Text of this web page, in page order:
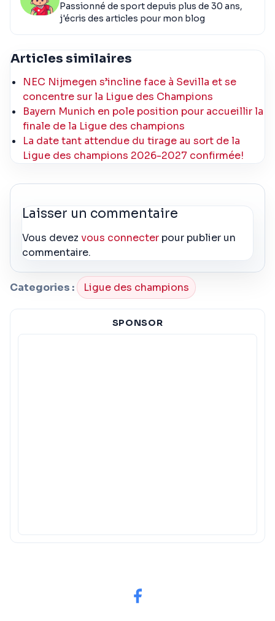
Passionné de sport depuis plus de 30 ans,
j'écris des articles pour mon blog
Articles similaires
NEC Nijmegen s’incline face à Sevilla et se
concentre sur la Ligue des Champions
Bayern Munich en pole position pour accueillir la
finale de la Ligue des champions
La date tant attendue du tirage au sort de la
Ligue des champions 2026-2027 confirmée!
Laisser un commentaire
Vous devezvous connecter pour publier un
commentaire.
Categories : Ligue des champions
SPONSOR